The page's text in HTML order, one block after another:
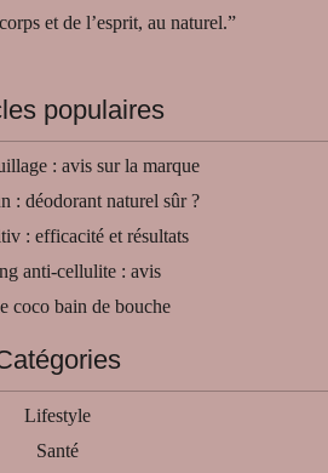
et de l’esprit, au naturel.”
populaires
: avis sur la marque
: déodorant naturel sûr ?
: efficacité et résultats
anti-cellulite : avis
coco bain de bouche
Lifestyle
Santé